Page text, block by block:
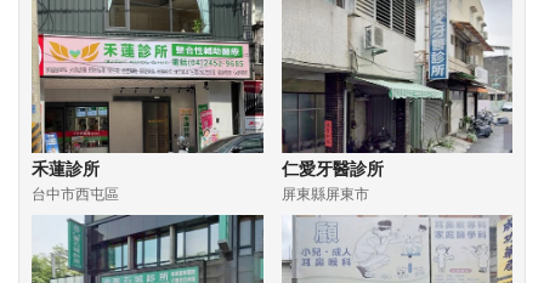
禾蓮診所
台中市西屯區
仁愛牙醫診所
屏東縣屏東市